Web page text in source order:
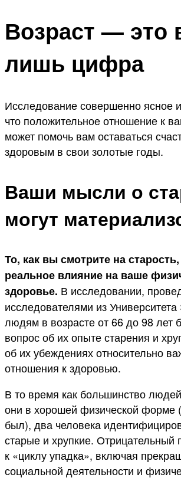
Возраст — это
лишь цифра
Исследование совершенно ясное и
что положительное отношение к
может помочь вам оставаться
здоровым в свои золотые годы.
Ваши мысли о
могут
То, как вы смотрите на
реальное влияние на ваше
здоровье. В исследовании,
исследователями из
людям в возрасте от 66 до 98 лет
вопрос об их опыте старения и
об их убеждениях относительно
отношения к здоровью.
В то время как большинство
они в хорошей физической форме
был), два человека
старые и хрупкие. Отрицательный
к «циклу упадка», включая
социальной деятельности и